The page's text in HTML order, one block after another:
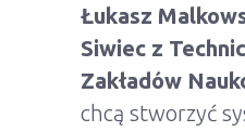
Łukasz
Siwiec z
Zakładów
chcą stworzyć